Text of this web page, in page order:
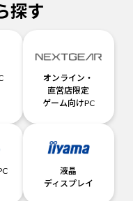
探す
オンライン・
直営店限定
ゲーム向けPC
液晶
ディスプレイ